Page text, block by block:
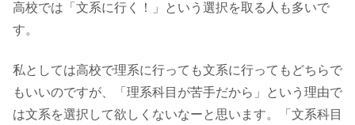
高校では「文系に行く！」という選択を取る人も多いで
す。
私としては高校で理系に行っても文系に行ってもどちらで
もいいのですが、「理系科目が苦手だから」という理由で
は文系を選択して欲しくないなーと思います。「文系科目